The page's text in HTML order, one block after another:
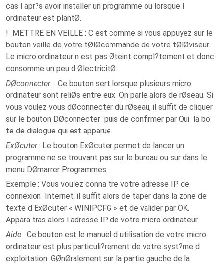
cas l apr?s avoir installer un programme ou lorsque l
ordinateur est plantØ.
! METTRE EN VEILLE : C est comme si vous appuyez sur le
bouton veille de votre tØlØcommande de votre tØlØviseur.
Le micro ordinateur n est pas Øteint compl?tement et donc
consomme un peu d ØlectricitØ.
DØconnecter: Ce bouton sert lorsque plusieurs micro
ordinateur sont reliØs entre eux. On parle alors de rØseau. Si
vous voulez vous dØconnecter du rØseau, il suffit de cliquer
sur le bouton DØconnecter puis de confirmer par Oui la bo
te de dialogue qui est apparue.
ExØcuter: Le bouton ExØcuter permet de lancer un
programme ne se trouvant pas sur le bureau ou sur dans le
menu DØmarrer Programmes.
Exemple : Vous voulez conna tre votre adresse IP de
connexion Internet, il suffit alors de taper dans la zone de
texte d ExØcuter « WINIPCFG » et de valider par OK.
Appara tras alors l adresse IP de votre micro ordinateur
Aide : Ce bouton est le manuel d utilisation de votre micro
ordinateur est plus particuli?rement de votre syst?me d
exploitation. GØnØralement sur la partie gauche de la